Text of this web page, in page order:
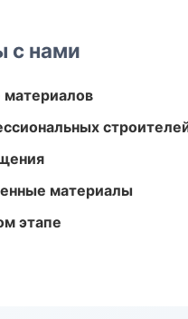
с нами
материалы
этапе